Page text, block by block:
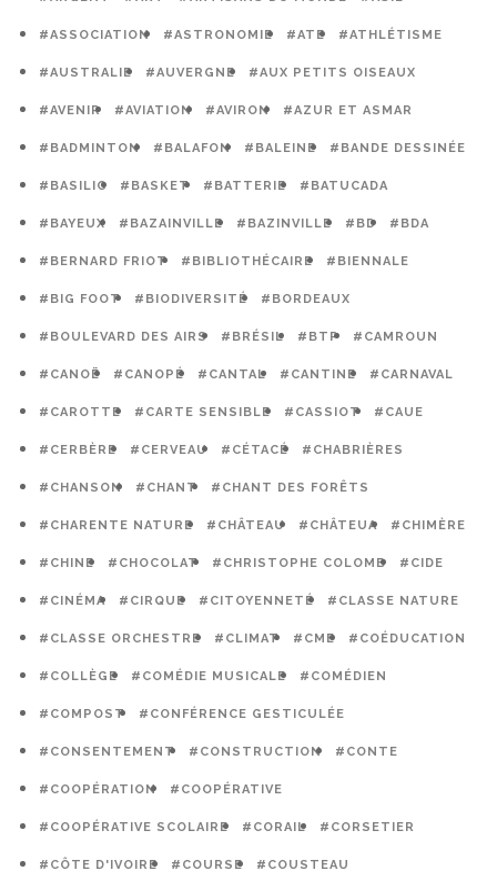
#ASSOCIATION #ASTRONOMIE #ATE #ATHLÉTISME
#AUSTRALIE #AUVERGNE #AUX PETITS OISEAUX
#AVENIR #AVIATION #AVIRON #AZUR ET ASMAR
#BADMINTON #BALAFON #BALEINE #BANDE DESSINÉE
#BASILIC #BASKET #BATTERIE #BATUCADA
#BAYEUX #BAZAINVILLE #BAZINVILLE #BD #BDA
#BERNARD FRIOT #BIBLIOTHÉCAIRE #BIENNALE
#BIG FOOT #BIODIVERSITÉ #BORDEAUX
#BOULEVARD DES AIRS #BRÉSIL #BTP #CAMROUN
#CANOË #CANOPÉ #CANTAL #CANTINE #CARNAVAL
#CAROTTE #CARTE SENSIBLE #CASSIOT #CAUE
#CERBÈRE #CERVEAU #CÉTACÉ #CHABRIÈRES
#CHANSON #CHANT #CHANT DES FORÊTS
#CHARENTE NATURE #CHÂTEAU #CHÂTEUA #CHIMÈRE
#CHINE #CHOCOLAT #CHRISTOPHE COLOMB #CIDE
#CINÉMA #CIRQUE #CITOYENNETÉ #CLASSE NATURE
#CLASSE ORCHESTRE #CLIMAT #CME #COÉDUCATION
#COLLÈGE #COMÉDIE MUSICALE #COMÉDIEN
#COMPOST #CONFÉRENCE GESTICULÉE
#CONSENTEMENT #CONSTRUCTION #CONTE
#COOPÉRATION #COOPÉRATIVE
#COOPÉRATIVE SCOLAIRE #CORAIL #CORSETIER
#CÔTE D'IVOIRE #COURSE #COUSTEAU